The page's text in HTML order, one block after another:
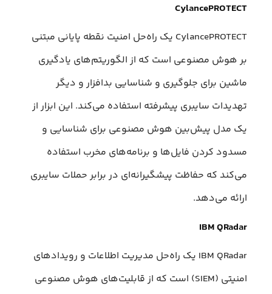
CylancePROTECT
CylancePROTECT یک راه‌حل امنیت نقطه پایانی مبتنی
بر هوش مصنوعی است که از الگوریتم‌های یادگیری
ماشین برای جلوگیری و شناسایی بدافزار و دیگر
تهدیدات سایبری پیشرفته استفاده می‌کند. این ابزار از
یک مدل پیش‌بین هوش مصنوعی برای شناسایی و
مسدود کردن فایل‌ها و برنامه‌های مخرب استفاده
می‌کند که حفاظت پیشگیرانه‌ای در برابر حملات سایبری
ارائه می‌دهد.
IBM QRadar
IBM QRadar یک راه‌حل مدیریت اطلاعات و رویدادهای
امنیتی (SIEM) است که از قابلیت‌های هوش مصنوعی